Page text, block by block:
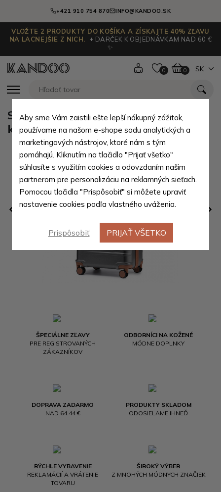
+421 910 754 870 INFO@KANDOO.SK
VLOŽTE 2 PRODUKTY DO KOŠÍKA A ZÍSKAJTE 40% ZĽAVU
NA LACNEJŠIE Z NICH.
+ DARČEK K OBJEDNÁVKAM NAD 60 €
✨
0 0 SK
ŠPECIÁLNE ZĽAVY
PRE REGISTROVANÝCH
ZÁKAZNÍKOV
ODBORNÍCI NA KOŽENÉ
MÓDNE DOPLNKY
DOPRAVA ZADARMO
NAD 64.44 €
PRODUKTY SKLADOM
ODOSIELAME IHNEĎ
RÝCHLE VYBAVENIE
REKLAMÁCIÍ A VRÁTENIE
TOVARU
ŠIROKÝ VÝBER
Z MNOHÝCH MÓDNYCH ZNAČIEK
Sivý kvalitný cestovný stredný
kufor Zain
Aby sme Vám zaistili ešte lepší nákupný zážitok,
používame na našom e-shope sadu analytických a
marketingových nástrojov, ktoré nám s tým
pomáhajú. Kliknutím na tlačidlo "Prijať všetko"
súhlasíte s využitím cookies a odovzdaním našim
partnerom pre personalizáciu na reklamných sieťach.
Pomocou tlačidla "Prispôsobiť" si môžete upraviť
nastavenie cookies podľa vlastného uváženia.
Prispôsobiť PRIJAŤ VŠETKO